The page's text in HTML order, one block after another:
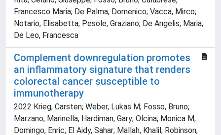
Francesco Maria; De Palma, Domenico; Vacca, Mirco;
Notario, Elisabetta; Pesole, Graziano; De Angelis, Maria;
De Leo, Francesca
Complement downregulation promotes
an inflammatory signature that renders
colorectal cancer susceptible to
immunotherapy
2022 Krieg, Carsten; Weber, Lukas M; Fosso, Bruno;
Marzano, Marinella; Hardiman, Gary; Olcina, Monica M;
Domingo, Enric; El Aidy, Sahar; Mallah, Khalil; Robinson,